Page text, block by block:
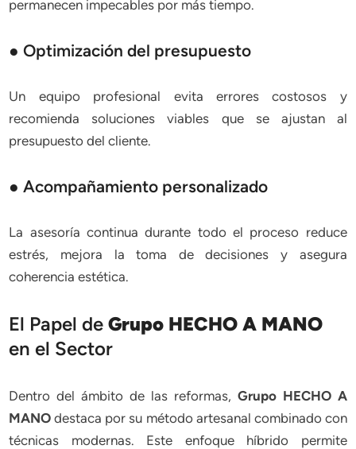
permanecen impecables por más tiempo.
● Optimización del presupuesto
Un equipo profesional evita errores costosos y
recomienda soluciones viables que se ajustan al
presupuesto del cliente.
● Acompañamiento personalizado
La asesoría continua durante todo el proceso reduce
estrés, mejora la toma de decisiones y asegura
coherencia estética.
El Papel deGrupo HECHO A MANO
en el Sector
Dentro del ámbito de las reformas, Grupo HECHO A
MANO destaca por su método artesanal combinado con
técnicas modernas. Este enfoque híbrido permite